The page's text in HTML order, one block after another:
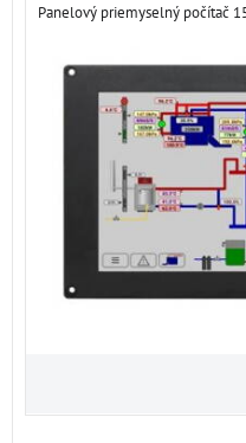
Panelový priemyselný počítač